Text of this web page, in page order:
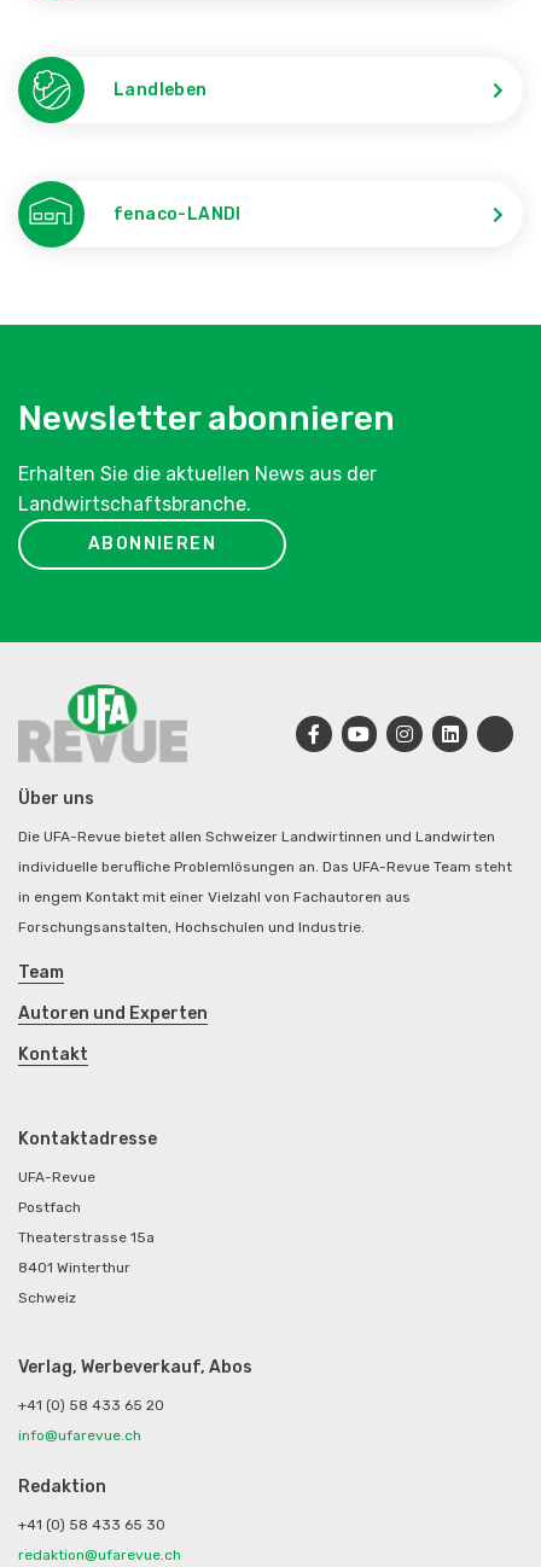
Landleben
fenaco-LANDI
Newsletter abonnieren
Erhalten Sie die aktuellen News aus der
Landwirtschaftsbranche.
ABONNIEREN
Über uns
Die UFA-Revue bietet allen Schweizer Landwirtinnen und Landwirten
individuelle berufliche Problemlösungen an. Das UFA-Revue Team steht
in engem Kontakt mit einer Vielzahl von Fachautoren aus
Forschungsanstalten, Hochschulen und Industrie.
Team
Autoren und Experten
Kontakt
Kontaktadresse
UFA-Revue
Postfach
Theaterstrasse 15a
8401 Winterthur
Schweiz
Verlag, Werbeverkauf, Abos
+41 (0) 58 433 65 20
info@ufarevue.ch
Redaktion
+41 (0) 58 433 65 30
redaktion@ufarevue.ch